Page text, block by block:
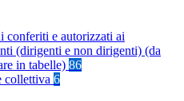
conferiti e autorizzati ai
(dirigenti e non dirigenti) (da
in tabelle) 86
collettiva 6